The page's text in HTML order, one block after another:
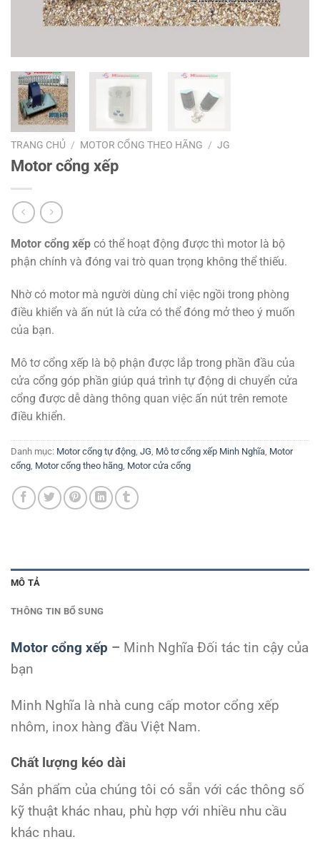
TRANG CHỦ / MOTOR CỔNG THEO HÃNG / JG
Motor cổng xếp
Motor cổng xếp có thể hoạt động được thì motor là bộ
phận chính và đóng vai trò quan trọng không thể thiếu.
Nhờ có motor mà người dùng chỉ việc ngồi trong phòng
điều khiển và ấn nút là cửa có thể đóng mở theo ý muốn
của bạn.
Mô tơ cổng xếp là bộ phận được lắp trong phần đầu của
cửa cổng góp phần giúp quá trình tự động di chuyển cửa
cổng được dễ dàng thông quan việc ấn nút trên remote
điều khiển.
Danh mục: Motor cổng tự động JG Mô tơ cổng xếp Minh Nghĩa Motor
cổng Motor cổng theo hãng Motor cửa cổng
MÔ TẢ
THÔNG TIN BỔ SUNG
Motor cổng xếp – Minh Nghĩa Đối tác tin cậy của
bạn
Minh Nghĩa là nhà cung cấp motor cổng xếp
nhôm, inox hàng đầu Việt Nam.
Chất lượng kéo dài
Sản phẩm của chúng tôi có sẵn với các thông số
kỹ thuật khác nhau, phù hợp với nhiều nhu cầu
khác nhau.